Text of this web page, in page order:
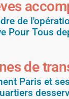
de
Pour Tous
Paris et
de